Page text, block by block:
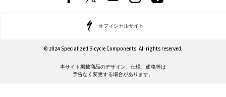
オフィシャルサイト
© 2024 Specialized Bicycle Components. All rights reserved.
本サイト掲載商品のデザイン、仕様、価格等は
予告なく変更する場合があります。